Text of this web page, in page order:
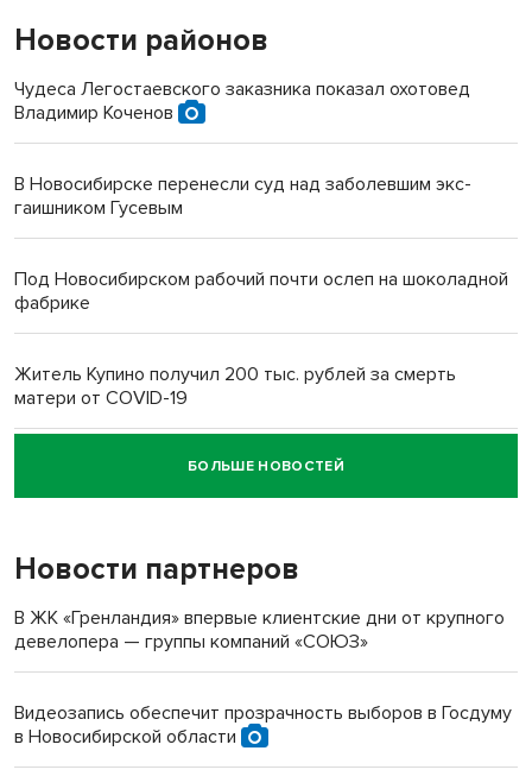
Новости районов
Чудеса Легостаевского заказника показал охотовед
Владимир Коченов
В Новосибирске перенесли суд над заболевшим экс-
гаишником Гусевым
Под Новосибирском рабочий почти ослеп на шоколадной
фабрике
Житель Купино получил 200 тыс. рублей за смерть
матери от COVID-19
Новосибирский суд наказал водителя за смерть
пенсионерки на вокзале
«Мы живём на пастбище!»: в новосибирском селе лошади
терроризируют жителей
Новосибирский преподаватель с женой вошли в топ-16
БОЛЬШЕ НОВОСТЕЙ
Новости партнеров
В ЖК «Гренландия» впервые клиентские дни от крупного
девелопера — группы компаний «СОЮЗ»
Видеозапись обеспечит прозрачность выборов в Госдуму
в Новосибирской области